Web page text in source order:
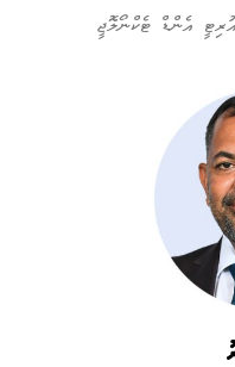
އެންޑް ޓެކްނޯލޮޖީ